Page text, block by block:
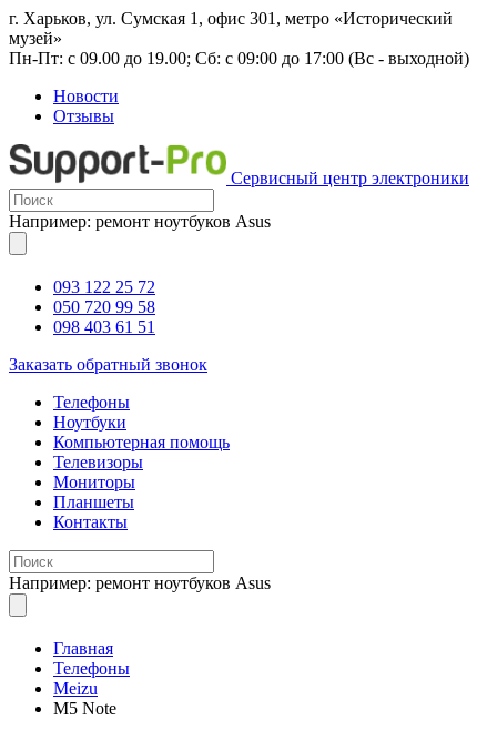
г. Харьков, ул. Сумская 1, офис 301, метро «Исторический
музей»
Пн-Пт: с 09.00 до 19.00; Сб: с 09:00 до 17:00 (Вс - выходной)
Новости
Отзывы
Сервисный центр электроники
Например: ремонт ноутбуков Asus
093 122 25 72
050 720 99 58
098 403 61 51
Заказать обратный звонок
Телефоны
Ноутбуки
Компьютерная помощь
Телевизоры
Мониторы
Планшеты
Контакты
Например: ремонт ноутбуков Asus
Главная
Телефоны
Meizu
M5 Note